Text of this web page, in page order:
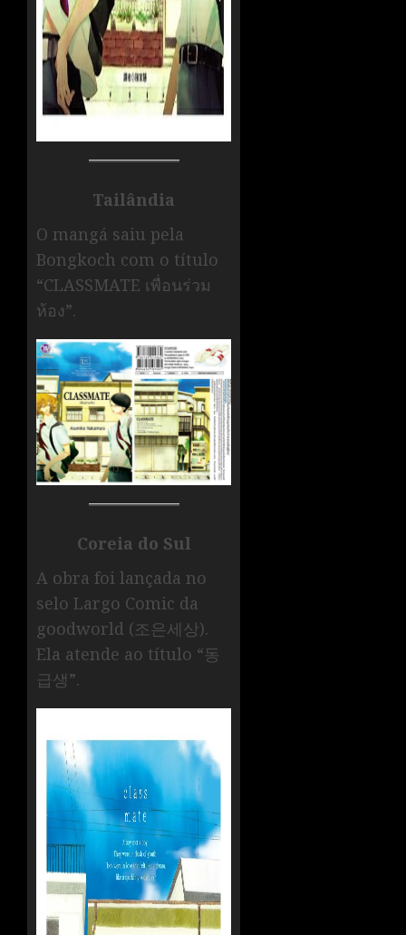
Tailândia
O mangá saiu pela
Bongkoch com o título
“CLASSMATE เพื่อนร่วม
ห้อง”.
Coreia do Sul
A obra foi lançada no
selo Largo Comic da
goodworld (조은세상).
Ela atende ao título “동
급생”.